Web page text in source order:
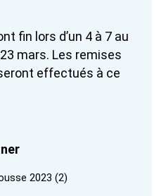
fin lors d’un 4 à 7 au
mars. Les remises
effectués à ce
2023 (2)